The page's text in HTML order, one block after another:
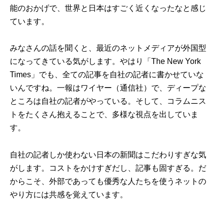
能のおかげで、世界と日本はすごく近くなったなと感じ
ています。
みなさんの話を聞くと、最近のネットメディアが外国型
になってきている気がします。やはり「The New York
Times」でも、全ての記事を自社の記者に書かせていな
いんですね。一報はワイヤー（通信社）で、ディープな
ところは自社の記者がやっている。そして、コラムニス
トをたくさん抱えることで、多様な視点を出していま
す。
自社の記者しか使わない日本の新聞はこだわりすぎな気
がします。コストをかけすぎだし、記事も固すぎる。だ
からこそ、外部であっても優秀な人たちを使うネットの
やり方には共感を覚えています。